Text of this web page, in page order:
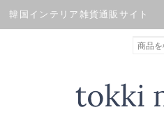
韓国インテリア雑貨通販サイト